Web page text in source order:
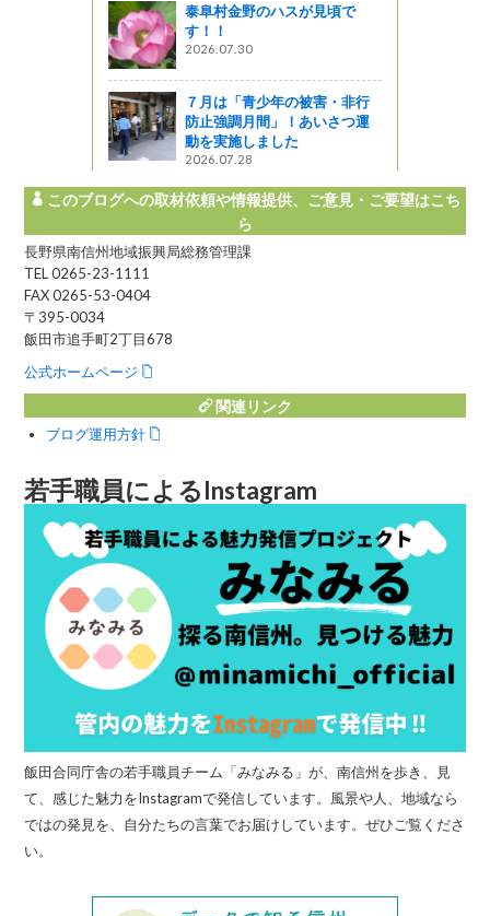
泰阜村金野のハスが見頃で
す！！
2026.07.30
７月は「青少年の被害・非行
防止強調月間」！あいさつ運
動を実施しました
2026.07.28
このブログへの取材依頼や情報提供、ご意見・ご要望はこち
ら
長野県南信州地域振興局総務管理課
TEL 0265-23-1111
FAX 0265-53-0404
〒395-0034
飯田市追手町2丁目678
公式ホームページ
関連リンク
ブログ運用方針
若手職員によるInstagram
飯田合同庁舎の若手職員チーム「みなみる」が、南信州を歩き、見
て、感じた魅力をInstagramで発信しています。風景や人、地域なら
ではの発見を、自分たちの言葉でお届けしています。ぜひご覧くださ
い。